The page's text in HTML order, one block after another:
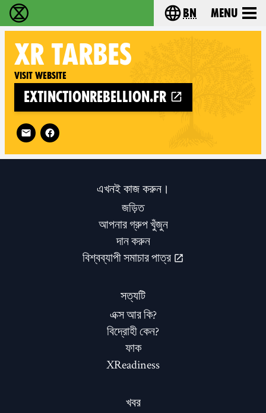
বিলুপ্তি বিদ্রোহ - Home Choose your
bn Menu
XR TARBES
Visit website
extinctionrebellion.fr
Follow XR Tarbes on
এখনই কাজ করুন।
জড়িত
আপনার গ্রুপ খুঁজুন
দান করুন
বিশ্বব্যাপী সমাচার পাত্র
সত্যটি
এক্স আর কি?
বিদ্রোহী কেন?
ফাক
XReadiness
খবর